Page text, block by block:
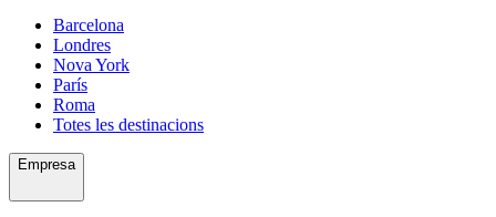
Barcelona
Londres
Nova York
París
Roma
Totes les destinacions
Empresa